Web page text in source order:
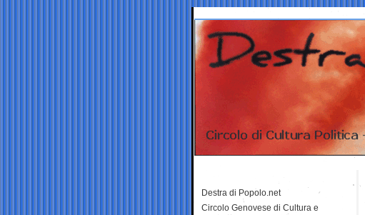
Destra di Popolo.net
Circolo Genovese di Cultura e